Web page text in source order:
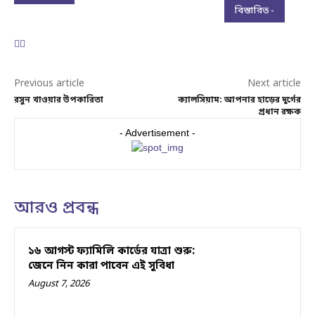
বিস্তারিত -
Previous article
রসুন খাওয়ার উপকারিতা
Next article
ক্যালসিয়াম: আপনার হাড়ের দুর্গের
প্রধান রক্ষক
- Advertisement -
আরও প্রবন্ধ
১৬ আগস্ট ফ্যামিলি কার্ডের যাত্রা শুরু:
জেনে নিন কারা পাবেন এই সুবিধা
August 7, 2026